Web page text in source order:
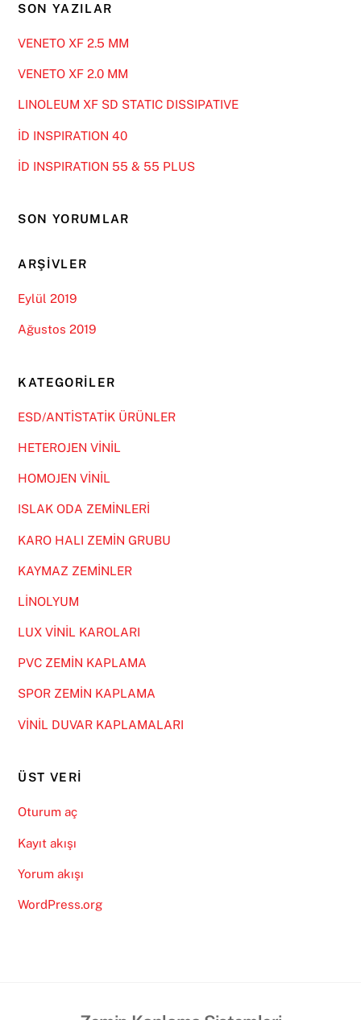
SON YAZILAR
VENETO XF 2.5 MM
VENETO XF 2.0 MM
LINOLEUM XF SD STATIC DISSIPATIVE
İD INSPIRATION 40
İD INSPIRATION 55 & 55 PLUS
SON YORUMLAR
ARŞIVLER
Eylül 2019
Ağustos 2019
KATEGORILER
ESD/ANTİSTATİK ÜRÜNLER
HETEROJEN VİNİL
HOMOJEN VİNİL
ISLAK ODA ZEMİNLERİ
KARO HALI ZEMİN GRUBU
KAYMAZ ZEMİNLER
LİNOLYUM
LUX VİNİL KAROLARI
PVC ZEMİN KAPLAMA
SPOR ZEMİN KAPLAMA
VİNİL DUVAR KAPLAMALARI
ÜST VERI
Oturum aç
Kayıt akışı
Yorum akışı
WordPress.org